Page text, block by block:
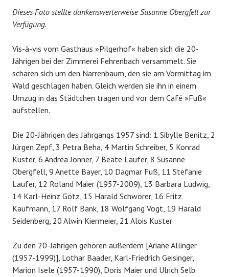
Dieses Foto stellte dankenswerterweise Susanne Obergfell zur
Verfügung.
Vis-à-vis vom Gasthaus »Pilgerhof« haben sich die 20-
Jährigen bei der Zimmerei Fehrenbach versammelt. Sie
scharen sich um den Narrenbaum, den sie am Vormittag im
Wald geschlagen haben. Gleich werden sie ihn in einem
Umzug in das Städtchen tragen und vor dem Café »Fuß«
aufstellen.
Die 20-Jährigen des Jahrgangs 1957 sind: 1 Sibylle Benitz, 2
Jürgen Zepf, 3 Petra Beha, 4 Martin Schreiber, 5 Konrad
Kuster, 6 Andrea Jonner, 7 Beate Laufer, 8 Susanne
Obergfell, 9 Anette Bayer, 10 Dagmar Fuß, 11 Stefanie
Laufer, 12 Roland Maier (1957-2009), 13 Barbara Ludwig,
14 Karl-Heinz Götz, 15 Harald Schwörer, 16 Fritz
Kaufmann, 17 Rolf Bank, 18 Wolfgang Vogt, 19 Harald
Seidenberg, 20 Alwin Kiermeier, 21 Alois Kuster
Zu den 20-Jährigen gehören außerdem [Ariane Allinger
(1957-1999)], Lothar Baader, Karl-Friedrich Geisinger,
Marion Isele (1957-1990), Doris Maier und Ulrich Selb.